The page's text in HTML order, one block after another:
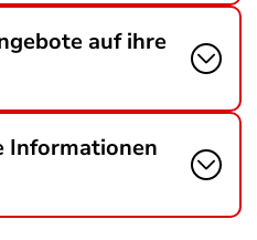
auf ihre
Informationen